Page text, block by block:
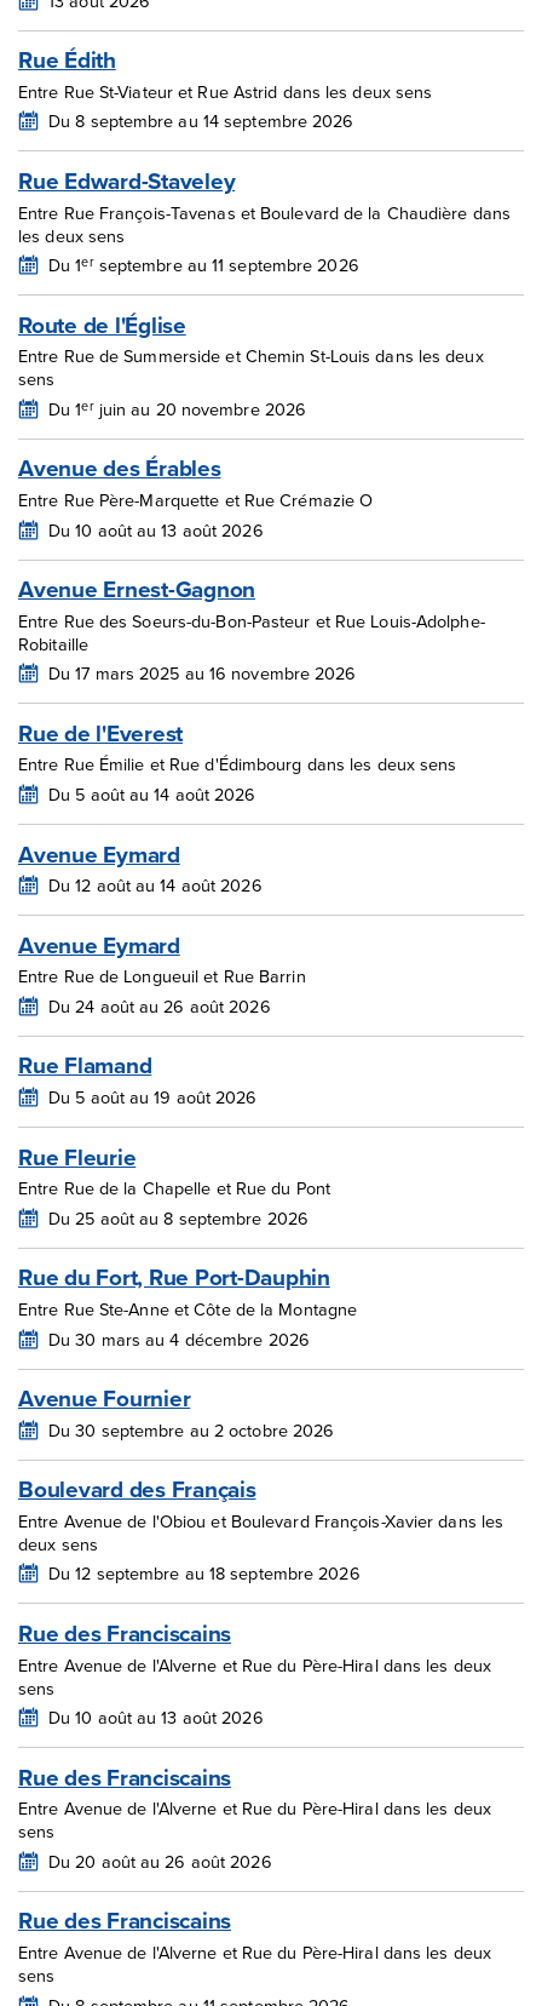
Rue Édith
Entre Rue St-Viateur et Rue Astrid dans les deux sens
Du 8 septembre au 14 septembre 2026
Rue Edward-Staveley
Entre Rue François-Tavenas et Boulevard de la Chaudière dans
les deux sens
Du 1erseptembre au 11 septembre 2026
Route de l'Église
Entre Rue de Summerside et Chemin St-Louis dans les deux
sens
Du 1erjuin au 20 novembre 2026
Avenue des Érables
Entre Rue Père-Marquette et Rue Crémazie O
Du 10 août au 13 août 2026
Avenue Ernest-Gagnon
Entre Rue des Soeurs-du-Bon-Pasteur et Rue Louis-Adolphe-
Robitaille
Du 17 mars 2025 au 16 novembre 2026
Rue de l'Everest
Entre Rue Émilie et Rue d'Édimbourg dans les deux sens
Du 5 août au 14 août 2026
Avenue Eymard
Du 12 août au 14 août 2026
Avenue Eymard
Entre Rue de Longueuil et Rue Barrin
Du 24 août au 26 août 2026
Rue Flamand
Du 5 août au 19 août 2026
Rue Fleurie
Entre Rue de la Chapelle et Rue du Pont
Du 25 août au 8 septembre 2026
Rue du Fort, Rue Port-Dauphin
Entre Rue Ste-Anne et Côte de la Montagne
Du 30 mars au 4 décembre 2026
Avenue Fournier
Du 30 septembre au 2 octobre 2026
Boulevard des Français
Entre Avenue de l'Obiou et Boulevard François-Xavier dans les
deux sens
Du 12 septembre au 18 septembre 2026
Rue des Franciscains
Entre Avenue de l'Alverne et Rue du Père-Hiral dans les deux
sens
Du 10 août au 13 août 2026
Rue des Franciscains
Entre Avenue de l'Alverne et Rue du Père-Hiral dans les deux
sens
Du 20 août au 26 août 2026
Rue des Franciscains
Entre Avenue de l'Alverne et Rue du Père-Hiral dans les deux
sens